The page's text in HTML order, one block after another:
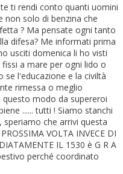
ti rendi conto quanti uomini
non solo di benzina che
? Ma pensate ogni tanto
difesa? Me informati prima
usciti domenica li ho visti
a mare per ogni lido o
se l'educazione e la civiltà
rimessa o meglio
modo da supereroi
...... tutti ! Siamo stanchi
speriamo che arrivi questa
VOLTA INVECE DI
IL 1530 è G R A
perché coordinato